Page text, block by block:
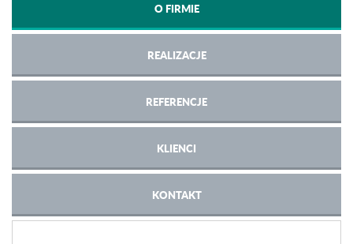
O FIRMIE
REALIZACJE
REFERENCJE
KLIENCI
KONTAKT